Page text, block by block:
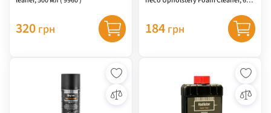
320 грн 184 грн